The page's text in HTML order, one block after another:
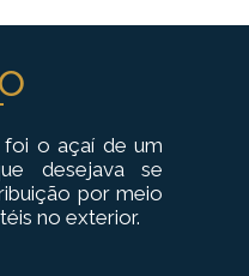
o açaí de um
desejava se
por meio
no exterior.